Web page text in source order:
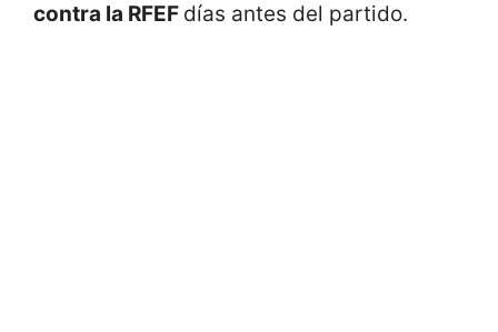
contra la RFEF días antes del partido.